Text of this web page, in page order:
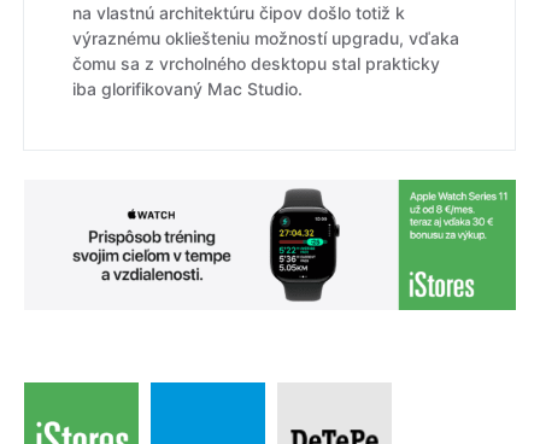
na vlastnú architektúru čipov došlo totiž k
výraznému okliešteniu možností upgradu, vďaka
čomu sa z vrcholného desktopu stal prakticky
iba glorifikovaný Mac Studio.